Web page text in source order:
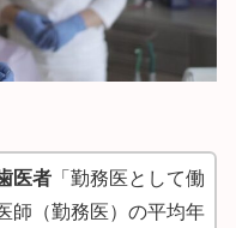
医者「勤務医として働
師（勤務医）の平均年